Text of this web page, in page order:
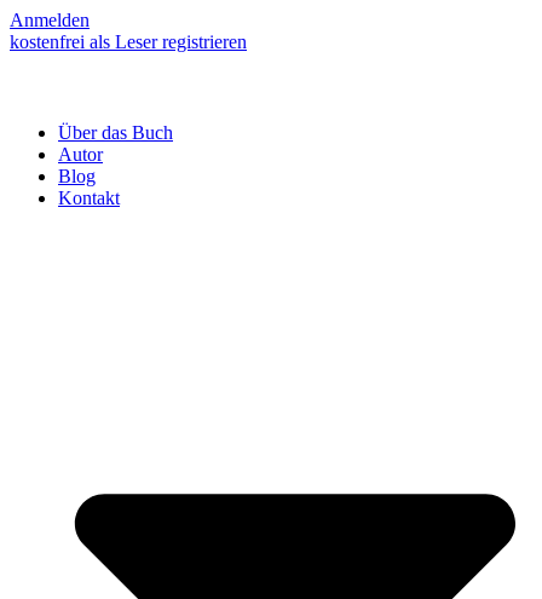
Anmelden
kostenfrei als Leser registrieren
Über das Buch
Autor
Blog
Kontakt